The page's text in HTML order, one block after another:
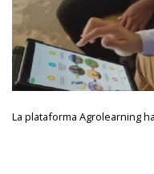
La plataforma Agrolearning